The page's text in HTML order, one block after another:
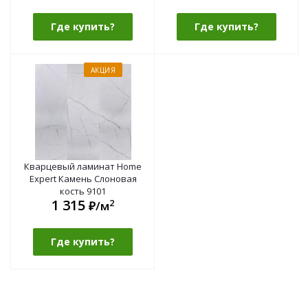
Где купить? Где купить?
АКЦИЯ
Кварцевый ламинат Home
Expert Камень Слоновая
кость 9101
1 315 ₽/м2
Где купить?